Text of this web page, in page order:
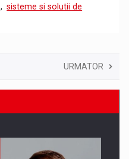
, sisteme si solutii de
URMATOR